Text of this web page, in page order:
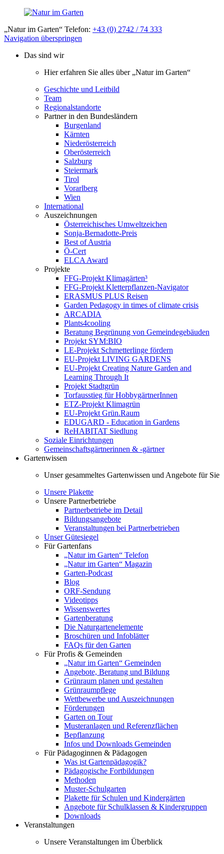
„Natur im Garten“ Telefon: +43 (0) 2742 / 74 333
Navigation überspringen
Das sind wir
Hier erfahren Sie alles über „Natur im Garten“
Geschichte und Leitbild
Team
Regionalstandorte
Partner in den Bundesländern
Burgenland
Kärnten
Niederösterreich
Oberösterreich
Salzburg
Steiermark
Tirol
Vorarlberg
Wien
International
Auszeichnungen
Österreichisches Umweltzeichen
Sonja-Bernadotte-Preis
Best of Austria
Ö-Cert
ELCA Award
Projekte
FFG-Projekt Klimagärten³
FFG-Projekt Kletterpflanzen-Navigator
ERASMUS PLUS Reisen
Garden Pedagogy in times of climate crisis
ARCADIA
Plants4cooling
Beratung Begrünung von Gemeindegebäuden
Projekt SYM:BIO
LE-Projekt Schmetterlinge fördern
EU-Projekt LIVING GARDENS
EU-Projekt Creating Nature Garden and
Learning Through It
Projekt Stadtgrün
Torfausstieg für HobbygärtnerInnen
ETZ-Projekt Klimagrün
EU-Projekt Grün.Raum
EDUGARD - Education in Gardens
ReHABITAT Siedlung
Soziale Einrichtungen
Gemeinschaftsgärtnerinnen & -gärtner
Gartenwissen
Unser gesammeltes Gartenwissen und Angebote für Sie
Unsere Plakette
Unsere Partnerbetriebe
Partnerbetriebe im Detail
Bildungsangebote
Veranstaltungen bei Partnerbetrieben
Unser Gütesiegel
Für Gartenfans
„Natur im Garten“ Telefon
„Natur im Garten“ Magazin
Garten-Podcast
Blog
ORF-Sendung
Videotipps
Wissenswertes
Gartenberatung
Die Naturgartenelemente
Broschüren und Infoblätter
FAQs für den Garten
Für Profis & Gemeinden
„Natur im Garten“ Gemeinden
Angebote, Beratung und Bildung
Grünraum planen und gestalten
Grünraumpflege
Wettbewerbe und Auszeichnungen
Förderungen
Garten on Tour
Musteranlagen und Referenzflächen
Bepflanzung
Infos und Downloads Gemeinden
Für Pädagoginnen & Pädagogen
Was ist Gartenpädagogik?
Pädagogische Fortbildungen
Methoden
Muster-Schulgarten
Plakette für Schulen und Kindergärten
Angebote für Schulklassen & Kindergruppen
Downloads
Veranstaltungen
Unsere Veranstaltungen im Überblick